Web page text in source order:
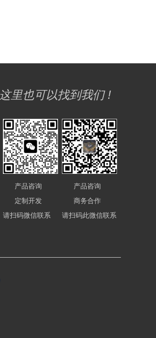
这里也可以找到我们 !
产品咨询
定制开发
请扫码微信联系
产品咨询
商务合作
请扫码此微信联系